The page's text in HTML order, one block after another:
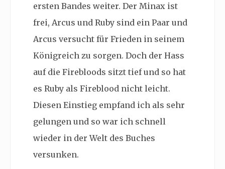
ersten Bandes weiter. Der Minax ist
frei, Arcus und Ruby sind ein Paar und
Arcus versucht für Frieden in seinem
Königreich zu sorgen. Doch der Hass
auf die Firebloods sitzt tief und so hat
es Ruby als Fireblood nicht leicht.
Diesen Einstieg empfand ich als sehr
gelungen und so war ich schnell
wieder in der Welt des Buches
versunken.